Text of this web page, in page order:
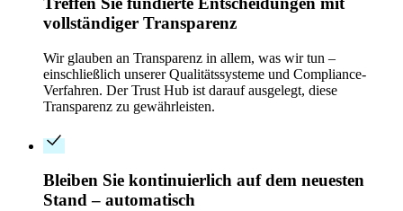
vollständiger Transparenz
Wir glauben an Transparenz in allem, was wir tun –
einschließlich unserer Qualitätssysteme und Compliance-
Verfahren. Der Trust Hub ist darauf ausgelegt, diese
Transparenz zu gewährleisten.
Bleiben Sie kontinuierlich auf dem neuesten
Stand – automatisch